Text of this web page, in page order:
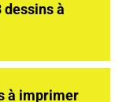
dessins à
à imprimer